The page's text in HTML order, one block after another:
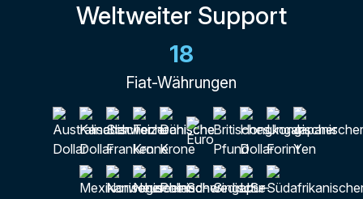
Weltweiter Support
18
Fiat-Währungen